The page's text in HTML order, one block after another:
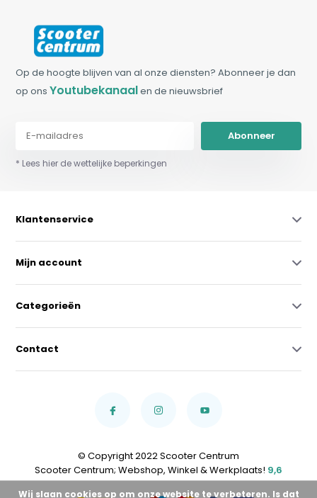
Op de hoogte blijven van al onze diensten? Abonneer je dan
op onsYoutubekanaalen de nieuwsbrief
Abonneer
* Lees hier de wettelijke beperkingen
Klantenservice
Mijn account
Categorieën
Contact
© Copyright 2022 Scooter Centrum
Scooter Centrum; Webshop, Winkel & Werkplaats! 9,6
Wij slaan cookies op om onze website te verbeteren. Is dat